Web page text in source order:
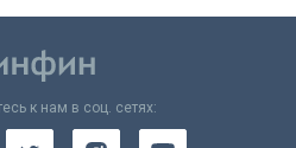
к нам в соц. сетях: